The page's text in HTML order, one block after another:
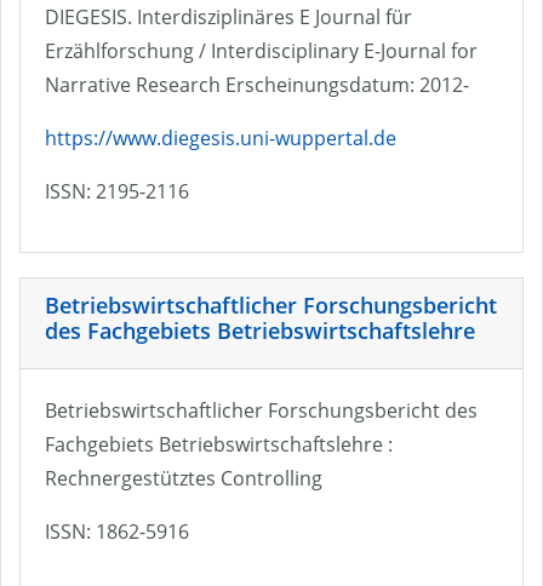
DIEGESIS. Interdisziplinäres E Journal für
Erzählforschung / Interdisciplinary E-Journal for
Narrative Research Erscheinungsdatum: 2012-
https://www.diegesis.uni-wuppertal.de
ISSN: 2195-2116
Betriebswirtschaftlicher Forschungsbericht
des Fachgebiets Betriebswirtschaftslehre
Betriebswirtschaftlicher Forschungsbericht des
Fachgebiets Betriebswirtschaftslehre :
Rechnergestütztes Controlling
ISSN: 1862-5916